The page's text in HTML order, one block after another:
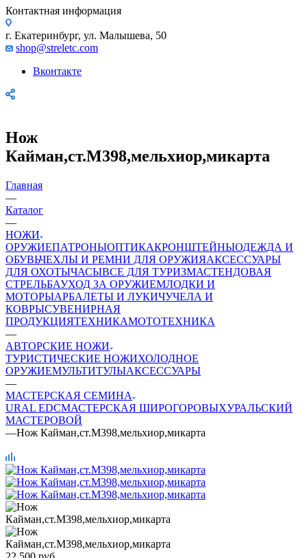
Контактная информация
г. Екатеринбург, ул. Малышева, 50
shop@streletc.com
Вконтакте
Нож
Кайман,ст.М398,мельхиор,микарта
Главная
—
Каталог
—
НОЖИ
ОРУЖИЕПАТРОНЫОПТИКАКРОНШТЕЙНЫОДЕЖДА И
ОБУВЬЧЕХЛЫ И РЕМНИ ДЛЯ ОРУЖИЯАКСЕССУАРЫ
ДЛЯ ОХОТЫЧАСЫВСЕ ДЛЯ ТУРИЗМАСТЕНДОВАЯ
СТРЕЛЬБАУХОД ЗА ОРУЖИЕМЛОДКИ И
МОТОРЫАРБАЛЕТЫ И ЛУКИЧУЧЕЛА И
КОВРЫСУВЕНИРНАЯ
ПРОДУКЦИЯТЕХНИКАМОТОТЕХНИКА
—
АВТОРСКИЕ НОЖИ
ТУРИСТИЧЕСКИЕ НОЖИХОЛОДНОЕ
ОРУЖИЕМУЛЬТИТУЛЫАКСЕССУАРЫ
—
МАСТЕРСКАЯ СЕМИНА
URAL EDCМАСТЕРСКАЯ ШИРОГОРОВЫХУРАЛЬСКИЙ
МАСТЕРОВОЙ
—Нож Кайман,ст.М398,мельхиор,микарта